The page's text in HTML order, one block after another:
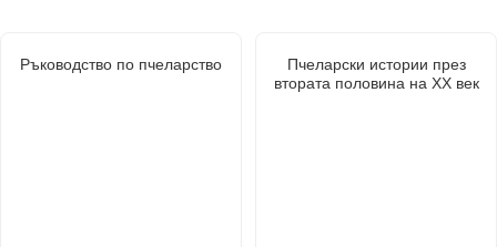
Ръководство по пчеларство
Пчеларски истории през
втората половина на ХХ век